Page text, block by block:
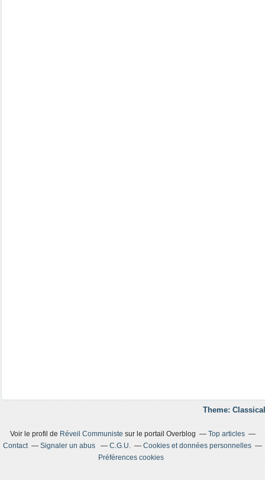
Theme:
Voir le profil de Réveil Communiste sur le portail Overblog
Top articles
Contact
Signaler un abus C.G.U.
Cookies et données personnelles
Préférences cookies